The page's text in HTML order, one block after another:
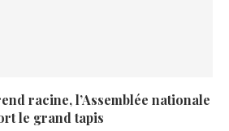
racine, l’Assemblée nationale
le grand tapis